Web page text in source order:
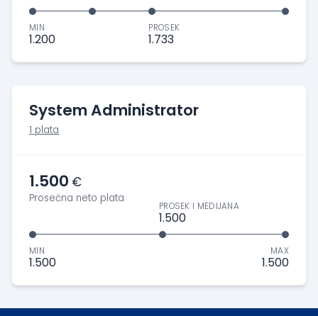
MIN
1.200
PROSEK
1.733
System Administrator
1 plata
1.500 €
Prosečna neto plata
MIN
1.500
PROSEK I MEDIJANA
1.500
MAX
1.500